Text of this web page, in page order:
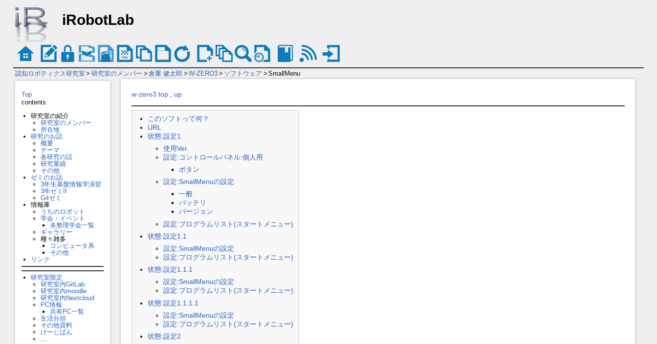
iRobotLab
認知ロボティクス研究室 > 研究室のメンバー > 倉重 健太郎 > W-ZERO3 > ソフトウェア > SmallMenu
Top
contents
研究室の紹介
研究室のメンバー
所在地
研究のお話
概要
テーマ
各研究の話
研究業績
その他
ゼミのお話
3年生基盤情報学演習
3年ゼミII
Gitゼミ
情報庫
うちのロボット
学会・イベント
未整理学会一覧
ギャラリー
種々雑多
コンピュータ系
その他
リンク
研究室限定
研究室内GitLab
研究室内moodle
研究室内Nextcloud
PC情報
共有PC一覧
生活分担
その他資料
けーじばん
...
w-zero3 top, up
このソフトって何？
URL
状態:設定1
使用Ver.
設定:コントロールパネル:個人用
ボタン
設定:SmallMenuの設定
一般
バッテリ
バージョン
設定:プログラムリスト(スタートメニュー)
状態:設定1.1
設定:SmallMenuの設定
設定:プログラムリスト(スタートメニュー)
状態:設定1.1.1
設定:SmallMenuの設定
設定:プログラムリスト(スタートメニュー)
状態:設定1.1.1.1
設定:SmallMenuの設定
設定:プログラムリスト(スタートメニュー)
状態:設定2